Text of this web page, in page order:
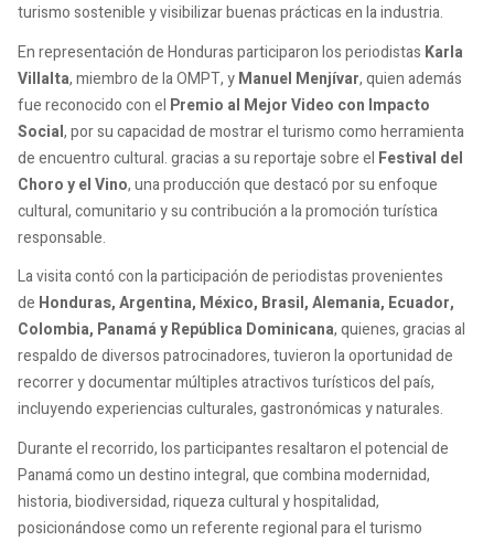
turismo sostenible y visibilizar buenas prácticas en la industria.
En representación de Honduras participaron los periodistas Karla
Villalta, miembro de la OMPT, yManuel Menjívar, quien además
fue reconocido con el Premio al Mejor Video con Impacto
Social, por su capacidad de mostrar el turismo como herramienta
de encuentro cultural. gracias a su reportaje sobre el Festival del
Choro y el Vino, una producción que destacó por su enfoque
cultural, comunitario y su contribución a la promoción turística
responsable.
La visita contó con la participación de periodistas provenientes
de Honduras, Argentina, México, Brasil, Alemania, Ecuador,
Colombia, Panamá y República Dominicana, quienes, gracias al
respaldo de diversos patrocinadores, tuvieron la oportunidad de
recorrer y documentar múltiples atractivos turísticos del país,
incluyendo experiencias culturales, gastronómicas y naturales.
Durante el recorrido, los participantes resaltaron el potencial de
Panamá como un destino integral, que combina modernidad,
historia, biodiversidad, riqueza cultural y hospitalidad,
posicionándose como un referente regional para el turismo